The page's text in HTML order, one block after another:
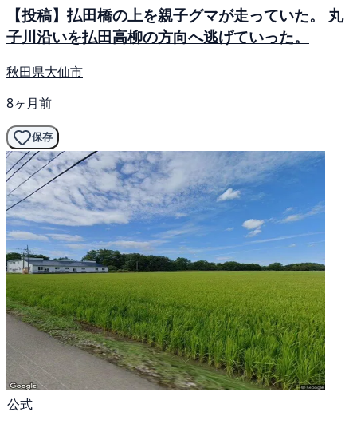
【投稿】払田橋の上を親子グマが走っていた。 丸
子川沿いを払田高柳の方向へ逃げていった。
秋田県大仙市
8ヶ月前
保存
公式